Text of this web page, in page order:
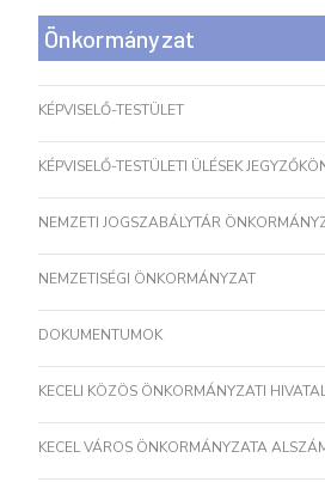
Önkormányzat
KÉPVISELŐ-TESTÜLET
KÉPVISELŐ-TESTÜLETI ÜLÉSEK
NEMZETI JOGSZABÁLYTÁR
NEMZETISÉGI ÖNKORMÁNYZAT
DOKUMENTUMOK
KECELI KÖZÖS ÖNKORMÁNYZATI
KECEL VÁROS ÖNKORMÁNYZATA